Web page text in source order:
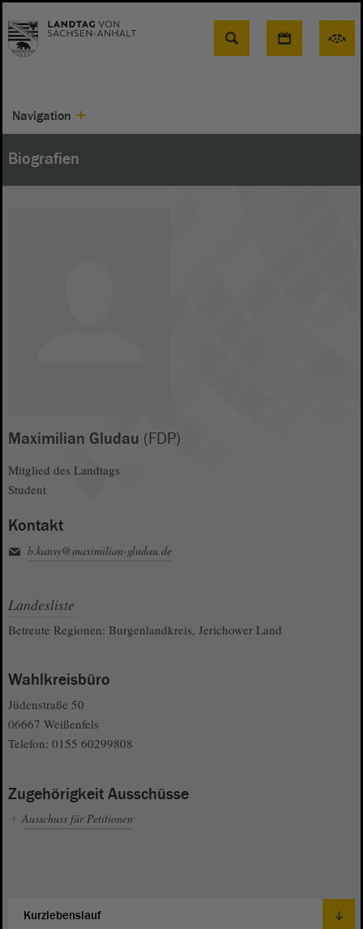
Suche
Navigation
Biografien
Maximilian Gludau (FDP)
Mitglied des Landtags
Student
Kontakt
b.kansy@maximilian-gludau.de
Landesliste
Betreute Regionen: Burgenlandkreis, Jerichower Land
Wahlkreisbüro
Jüdenstraße 50
06667 Weißenfels
Telefon: 0155 60299808
Zugehörigkeit Ausschüsse
Ausschuss für Petitionen